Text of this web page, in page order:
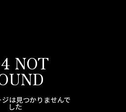
NOT
は見つかりませんで
した